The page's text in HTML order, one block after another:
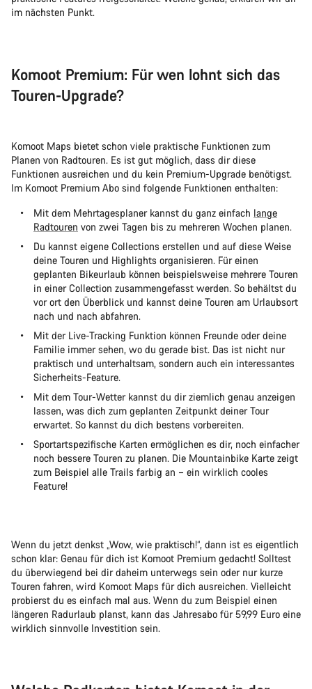
im nächsten Punkt.
Komoot Premium: Für wen lohnt sich das
Touren-Upgrade?
Komoot Maps bietet schon viele praktische Funktionen zum
Planen von Radtouren. Es ist gut möglich, dass dir diese
Funktionen ausreichen und du kein Premium-Upgrade benötigst.
Im Komoot Premium Abo sind folgende Funktionen enthalten:
Mit dem Mehrtagesplaner kannst du ganz einfach lange
Radtouren von zwei Tagen bis zu mehreren Wochen planen.
Du kannst eigene Collections erstellen und auf diese Weise
deine Touren und Highlights organisieren. Für einen
geplanten Bikeurlaub können beispielsweise mehrere Touren
in einer Collection zusammengefasst werden. So behältst du
vor ort den Überblick und kannst deine Touren am Urlaubsort
nach und nach abfahren.
Mit der Live-Tracking Funktion können Freunde oder deine
Familie immer sehen, wo du gerade bist. Das ist nicht nur
praktisch und unterhaltsam, sondern auch ein interessantes
Sicherheits-Feature.
Mit dem Tour-Wetter kannst du dir ziemlich genau anzeigen
lassen, was dich zum geplanten Zeitpunkt deiner Tour
erwartet. So kannst du dich bestens vorbereiten.
Sportartspezifische Karten ermöglichen es dir, noch einfacher
noch bessere Touren zu planen. Die Mountainbike Karte zeigt
zum Beispiel alle Trails farbig an – ein wirklich cooles
Feature!
Wenn du jetzt denkst „Wow, wie praktisch!“, dann ist es eigentlich
schon klar: Genau für dich ist Komoot Premium gedacht! Solltest
du überwiegend bei dir daheim unterwegs sein oder nur kurze
Touren fahren, wird Komoot Maps für dich ausreichen. Vielleicht
probierst du es einfach mal aus. Wenn du zum Beispiel einen
längeren Radurlaub planst, kann das Jahresabo für 59,99 Euro eine
wirklich sinnvolle Investition sein.